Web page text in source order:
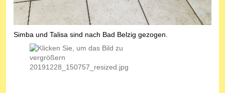
Simba und Talisa sind nach Bad Belzig gezogen.